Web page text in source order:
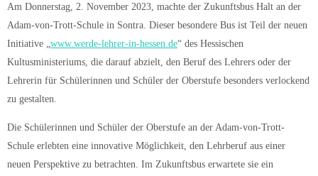
Am Donnerstag, 2. November 2023, machte der Zukunftsbus Halt an der
Adam-von-Trott-Schule in Sontra. Dieser besondere Bus ist Teil der neuen
Initiative „ www.werde-lehrer-in-hessen.de“ des Hessischen
Kultusministeriums, die darauf abzielt, den Beruf des Lehrers oder der
Lehrerin für Schülerinnen und Schüler der Oberstufe besonders verlockend
zu gestalten.
Die Schülerinnen und Schüler der Oberstufe an der Adam-von-Trott-
Schule erlebten eine innovative Möglichkeit, den Lehrberuf aus einer
neuen Perspektive zu betrachten. Im Zukunftsbus erwartete sie ein